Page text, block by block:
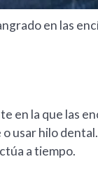
en las
en la que las
usar hilo
a tiempo.